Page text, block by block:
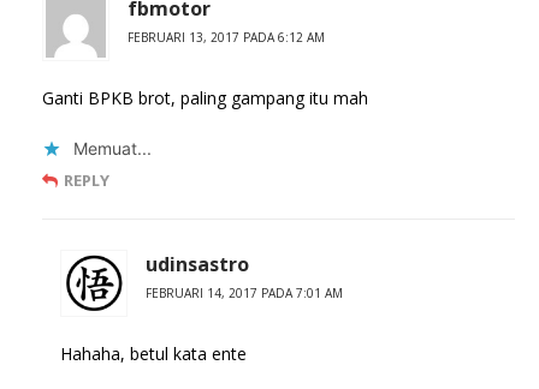
fbmotor
FEBRUARI 13, 2017 PADA 6:12 AM
Ganti BPKB brot, paling gampang itu mah
Memuat...
REPLY
udinsastro
FEBRUARI 14, 2017 PADA 7:01 AM
Hahaha, betul kata ente